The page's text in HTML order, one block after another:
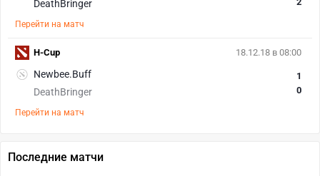
DeathBringer
Перейти на матч
18.12.18 в 08:00
Newbee.Buff
DeathBringer
1
0
Перейти на матч
H-Cup
Последние матчи